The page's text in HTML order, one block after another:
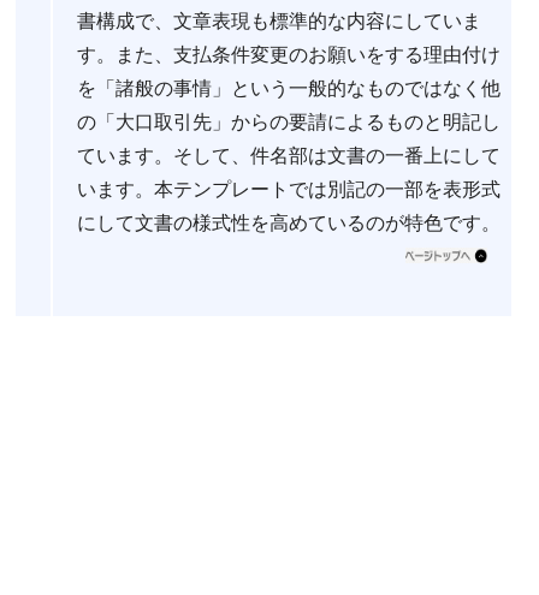
書構成で、文章表現も標準的な内容にしていま
す。また、支払条件変更のお願いをする理由付け
を「諸般の事情」という一般的なものではなく他
の「大口取引先」からの要請によるものと明記し
ています。そして、件名部は文書の一番上にして
います。本テンプレートでは別記の一部を表形式
にして文書の様式性を高めているのが特色です。